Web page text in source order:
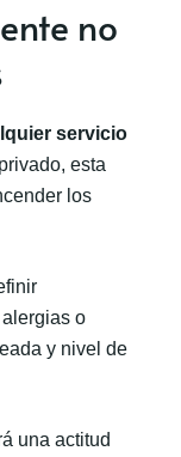
no
servicio
esta
los
o
y nivel de
una actitud